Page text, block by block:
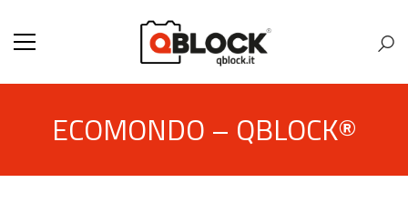
ECOMONDO – QBLOCK®